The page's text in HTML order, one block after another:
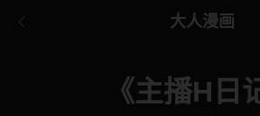
大人漫画
《主播H日